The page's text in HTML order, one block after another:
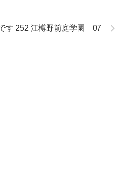
す 252 江樽野前庭学園 07